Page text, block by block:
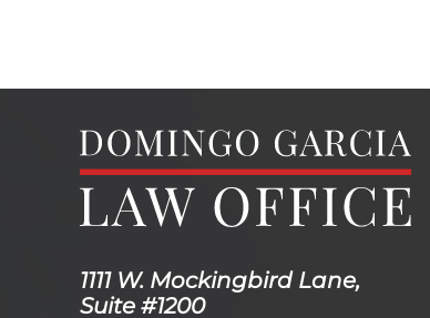
1111 W. Mockingbird Lane,
Suite #1200